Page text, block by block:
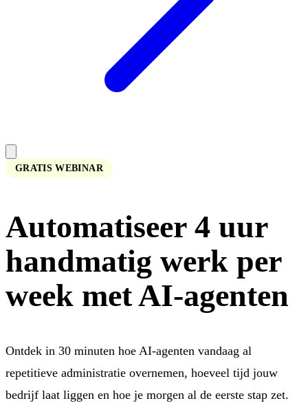
GRATIS WEBINAR
Automatiseer 4 uur
handmatig werk per
week met AI-agenten
Ontdek in 30 minuten hoe AI-agenten vandaag al
repetitieve administratie overnemen, hoeveel tijd jouw
bedrijf laat liggen en hoe je morgen al de eerste stap zet.